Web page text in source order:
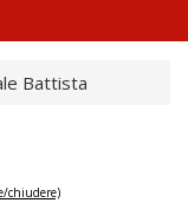
Battista
chiudere)